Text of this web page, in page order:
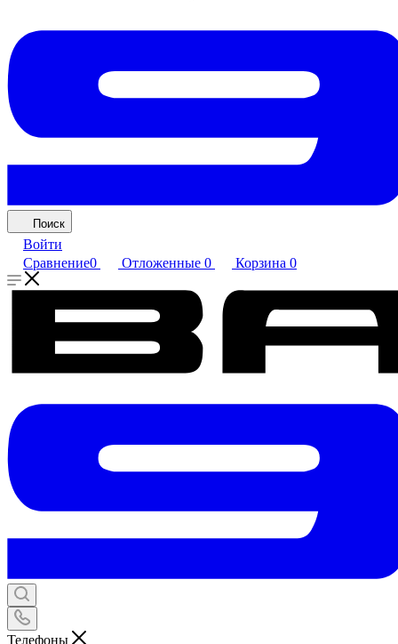
Поиск
Войти
Сравнение0 Отложенные 0 Корзина 0
Телефоны